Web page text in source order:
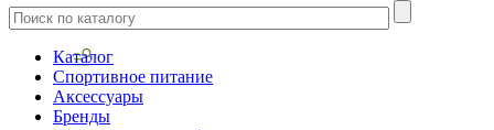
Каталог
Спортивное питание
Аксессуары
Бренды